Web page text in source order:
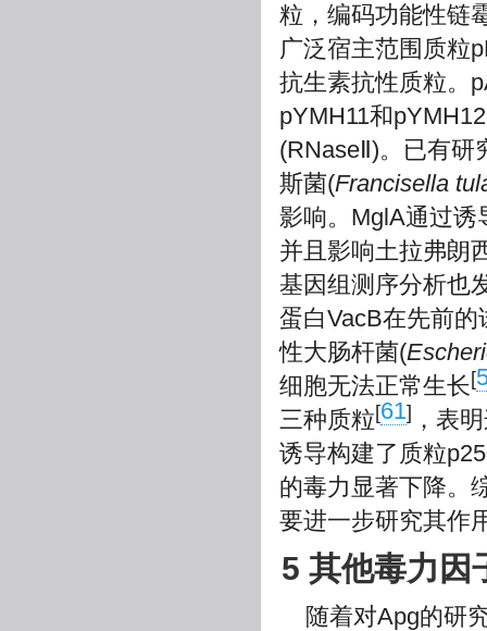
粒，编码功能性链
广泛宿主范围质粒
抗生素抗性质粒。
pYMH11和
(RNaseⅡ)。已有研
斯菌(Francisella
影响。MglA通过诱
并且影响土拉弗朗
基因组测序分析也
蛋白VacB在先前
性大肠杆菌(
细胞无法正常生长[
三种质粒[61] ，表
诱导构建了质粒
的毒力显著下降。
要进一步研究其作
5 其他毒力因
随着对Apg的研